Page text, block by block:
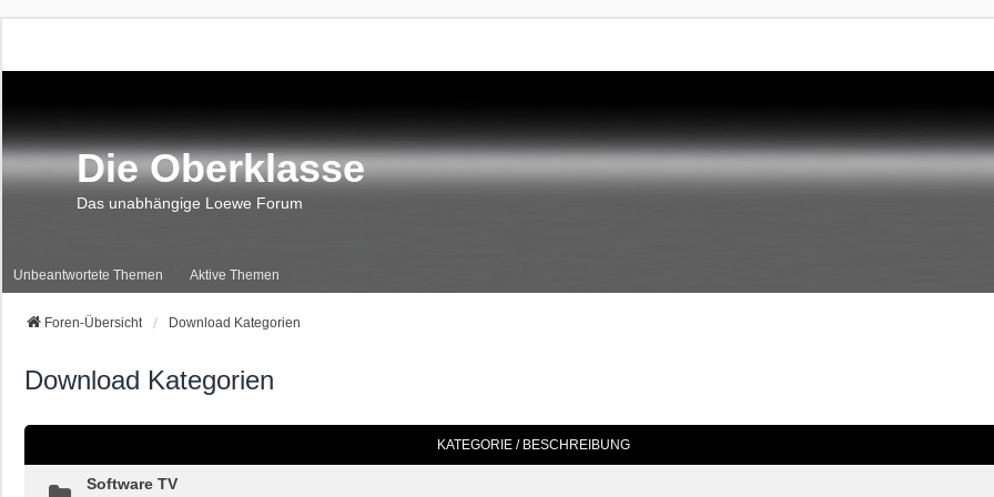
Die Oberklasse
Das unabhängige Loewe Forum
Unbeantwortete Themen Aktive Themen
Foren-Übersicht Download Kategorien
Download Kategorien
KATEGORIE / BESCHREIBUNG
Software TV